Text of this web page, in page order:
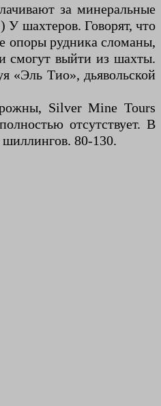
за минеральные
У шахтеров. Говорят, что
опоры рудника сломаны,
смогут выйти из шахты.
«Эль Тио», дьявольской
Silver Mine Tours
отсутствует. В
шиллингов. 80-130.